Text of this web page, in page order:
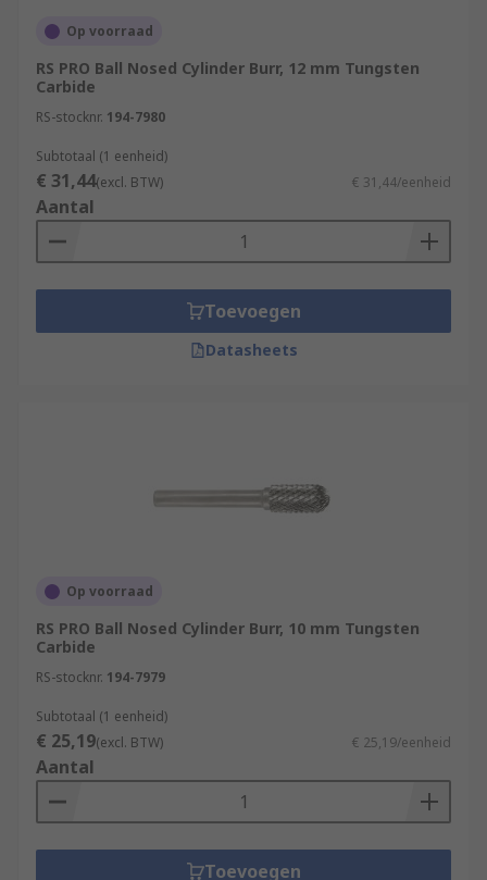
Op voorraad
RS PRO Ball Nosed Cylinder Burr, 12 mm Tungsten
Carbide
RS-stocknr. 194-7980
Subtotaal (1 eenheid)
€ 31,44(excl. BTW) € 31,44/eenheid
Aantal
Toevoegen
Datasheets
Op voorraad
RS PRO Ball Nosed Cylinder Burr, 10 mm Tungsten
Carbide
RS-stocknr. 194-7979
Subtotaal (1 eenheid)
€ 25,19(excl. BTW) € 25,19/eenheid
Aantal
Toevoegen